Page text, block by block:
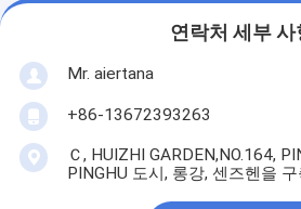
연락처 세부 사
Mr. aiertana
+86-13672393263
Ｃ, HUIZHI GARDEN,NO.164,
PINGHU 도시, 롱강, 센즈헨을